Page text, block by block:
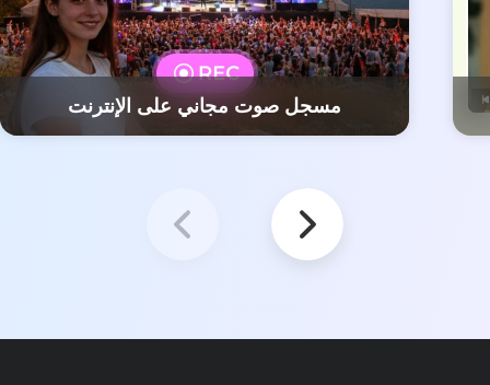
مسجل صوت مجاني على الإنترنت